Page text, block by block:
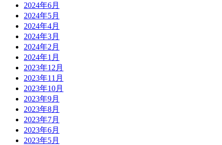
2024年6月
2024年5月
2024年4月
2024年3月
2024年2月
2024年1月
2023年12月
2023年11月
2023年10月
2023年9月
2023年8月
2023年7月
2023年6月
2023年5月